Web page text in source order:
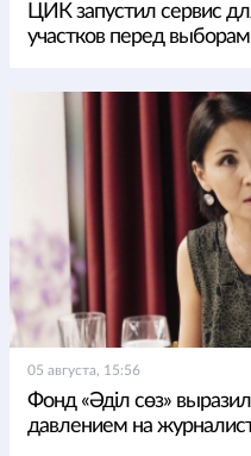
ЦИК запустил сервис
участков перед
05 августа, 15:56
Фонд «Әділ сөз»
давлением на